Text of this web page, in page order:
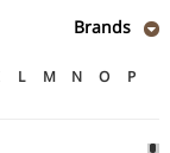
Brands
L M N O
P